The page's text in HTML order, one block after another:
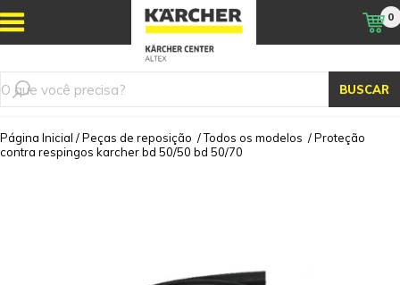
BUSCAR
0
Página Inicial /Peças de reposição /Todos os modelos /Proteção
contra respingos karcher bd 50/50 bd 50/70